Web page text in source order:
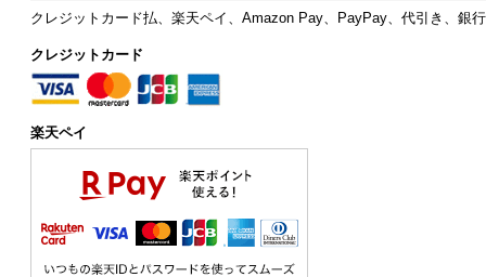
クレジットカード払、楽天ペイ、Amazon Pay、PayPay、代引き、銀
クレジットカード
楽天ペイ